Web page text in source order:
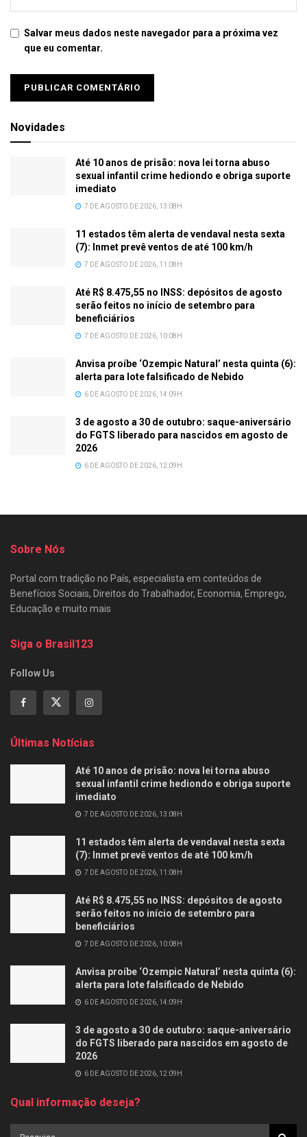
Salvar meus dados neste navegador para a próxima vez
que eu comentar.
Novidades
Até 10 anos de prisão: nova lei torna abuso
sexual infantil crime hediondo e obriga suporte
imediato
7 DE AGOSTO DE 2026, 13:08H
11 estados têm alerta de vendaval nesta sexta
(7): Inmet prevê ventos de até 100 km/h
7 DE AGOSTO DE 2026, 11:08H
Até R$ 8.475,55 no INSS: depósitos de agosto
serão feitos no início de setembro para
beneficiários
7 DE AGOSTO DE 2026, 10:08H
Anvisa proíbe ‘Ozempic Natural’ nesta quinta (6):
alerta para lote falsificado de Nebido
6 DE AGOSTO DE 2026, 14:09H
3 de agosto a 30 de outubro: saque-aniversário
do FGTS liberado para nascidos em agosto de
2026
6 DE AGOSTO DE 2026, 12:09H
Sobre Nós
Portal com tradição no País, especialista em conteúdos de
Benefícios Sociais, Direitos do Trabalhador, Economia, Emprego,
Educação e muito mais
Siga o Brasil123
Follow Us
Últimas Notícias
Até 10 anos de prisão: nova lei torna abuso
sexual infantil crime hediondo e obriga suporte
imediato
7 DE AGOSTO DE 2026, 13:08H
11 estados têm alerta de vendaval nesta sexta
(7): Inmet prevê ventos de até 100 km/h
7 DE AGOSTO DE 2026, 11:08H
Até R$ 8.475,55 no INSS: depósitos de agosto
serão feitos no início de setembro para
beneficiários
7 DE AGOSTO DE 2026, 10:08H
Anvisa proíbe ‘Ozempic Natural’ nesta quinta (6):
alerta para lote falsificado de Nebido
6 DE AGOSTO DE 2026, 14:09H
3 de agosto a 30 de outubro: saque-aniversário
do FGTS liberado para nascidos em agosto de
2026
6 DE AGOSTO DE 2026, 12:09H
Qual informação deseja?